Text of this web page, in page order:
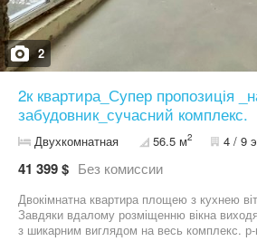
та зручна транспортна розв’язка
для комфортного життя у хорошій локації.
можливість розтермінування на 24 місяці
2
2к квартира_Супер пропозиція
забудовник_сучасний комплекс.
Двухкомнатная 56.5 м2 4 / 9
41 399 $ Без комиссии
Двокімнатна квартира площею з кухнею
Завдяки вдалому розміщенню вікна
з шикарним виглядом на весь комплекс.